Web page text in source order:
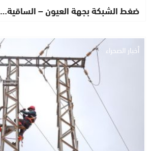
ضغط الشبكة بجهة العيون – الساقية…
أخبار الصحراء